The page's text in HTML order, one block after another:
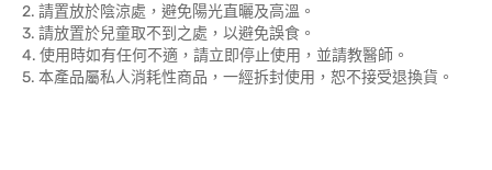
2. 請置放於陰涼處，避免陽光直曬及高溫。
3. 請放置於兒童取不到之處，以避免誤食。
4. 使用時如有任何不適，請立即停止使用，並請教醫師。
5. 本產品屬私人消耗性商品，一經拆封使用，恕不接受退換貨。